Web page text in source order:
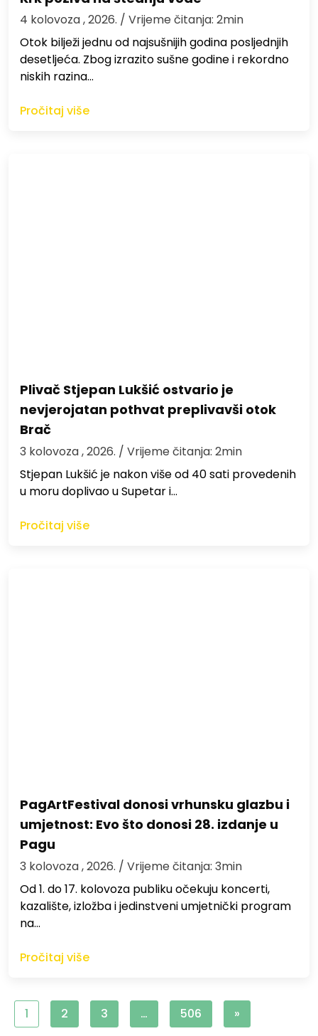
4 kolovoza , 2026. / Vrijeme čitanja: 2min
Otok bilježi jednu od najsušnijih godina posljednjih
desetljeća. Zbog izrazito sušne godine i rekordno
niskih razina…
Pročitaj više
Plivač Stjepan Lukšić ostvario je
nevjerojatan pothvat preplivavši otok
Brač
3 kolovoza , 2026. / Vrijeme čitanja: 2min
St​jepan Lukšić je nakon više od 40 sati provedenih
u moru doplivao u Supetar i…
Pročitaj više
PagArtFestival donosi vrhunsku glazbu i
umjetnost: Evo što donosi 28. izdanje u
Pagu
3 kolovoza , 2026. / Vrijeme čitanja: 3min
Od 1. do 17. kolovoza publiku očekuju koncerti,
kazalište, izložba i jedinstveni umjetnički program
na…
Pročitaj više
1 2 3 … 506 »